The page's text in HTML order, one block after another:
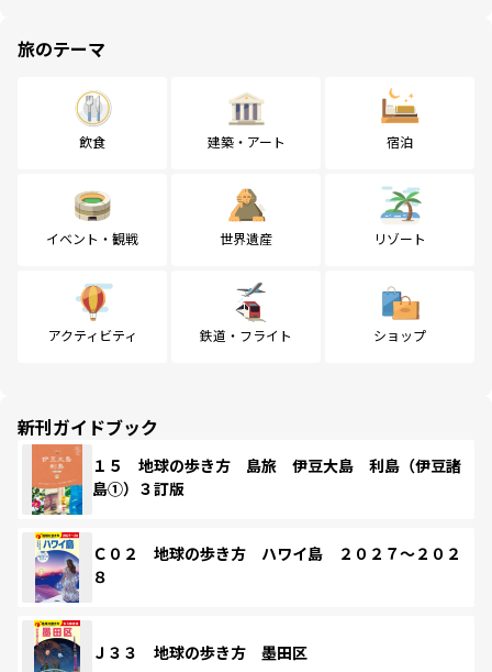
旅のテーマ
飲食 建築・アート 宿泊
イベント・観戦 世界遺産 リゾート
アクティビティ 鉄道・フライト ショップ
新刊ガイドブック
１５ 地球の歩き方 島旅 伊豆大島 利島（伊豆諸
島①）３訂版
Ｃ０２ 地球の歩き方 ハワイ島 ２０２７～２０２
８
Ｊ３３ 地球の歩き方 墨田区